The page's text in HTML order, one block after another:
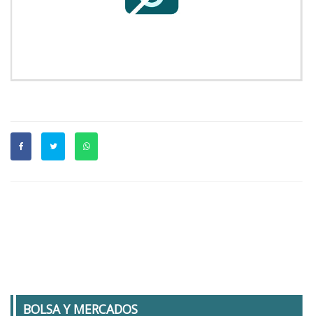
BOLSA Y MERCADOS